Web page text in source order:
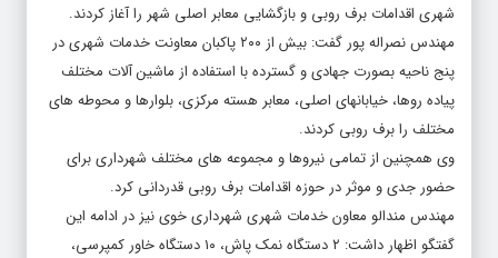
شهری اقدامات برف روبی و بازگشایی معابر اصلی شهر را آغاز کردند.
مهندس نصراله پور گفت: بیش از ۲۰۰ پاکبان معاونت خدمات شهری در
پنج ناحیه بصورت جهادی و گسترده با استفاده از ماشین آلات مختلف
پیاده روها، خیابانهای اصلی، معابر هسته مرکزی، بلوارها و محوطه های
مختلف را برف روبی کردند.
وی همچنین از تمامی نیروها و مجموعه های مختلف شهرداری برای
حضور جدی و موثر در حوزه اقدامات برف روبی قدردانی کرد.
مهندس مندالو معاون خدمات شهری شهرداری خوی نیز در ادامه این
گفتگو اظهار داشت: ۲ دستگاه نمک پاش، ۱۰ دستگاه خاور کمپرسی،